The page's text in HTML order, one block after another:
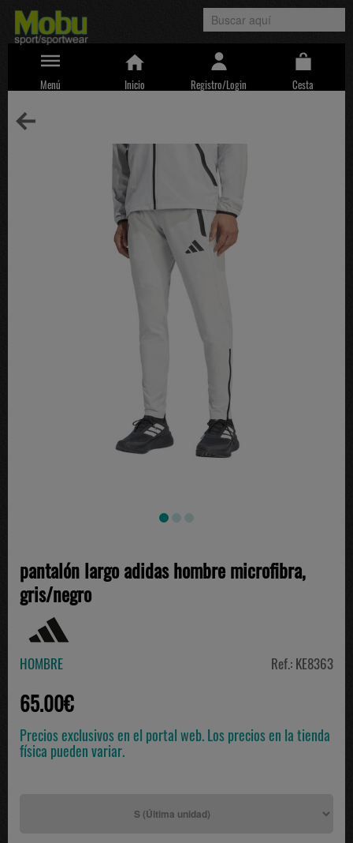
Menú Inicio Registro/Login Cesta
pantalón largo adidas hombre microfibra,
gris/negro
HOMBRE Ref.: KE8363
65.00€
Precios exclusivos en el portal web. Los precios en la tienda
física pueden variar.